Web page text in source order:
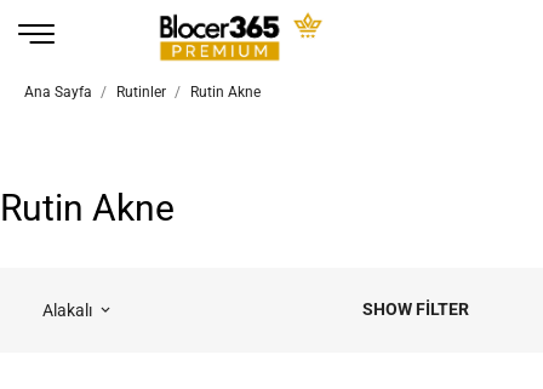
Ana Sayfa Rutinler Rutin Akne
Rutin Akne
Alakalı keyboard_arrow_down SHOW FILTER